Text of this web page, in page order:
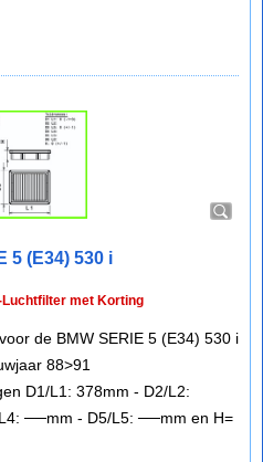
5 (E34) 530 i
Luchtfilter met Korting
de BMW SERIE 5 (E34) 530 i
88>91
D1/L1: 378mm - D2/L2:
──mm - D5/L5: ──mm en H=